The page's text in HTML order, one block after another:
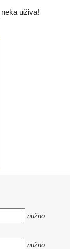
uživa!
nužno
nužno